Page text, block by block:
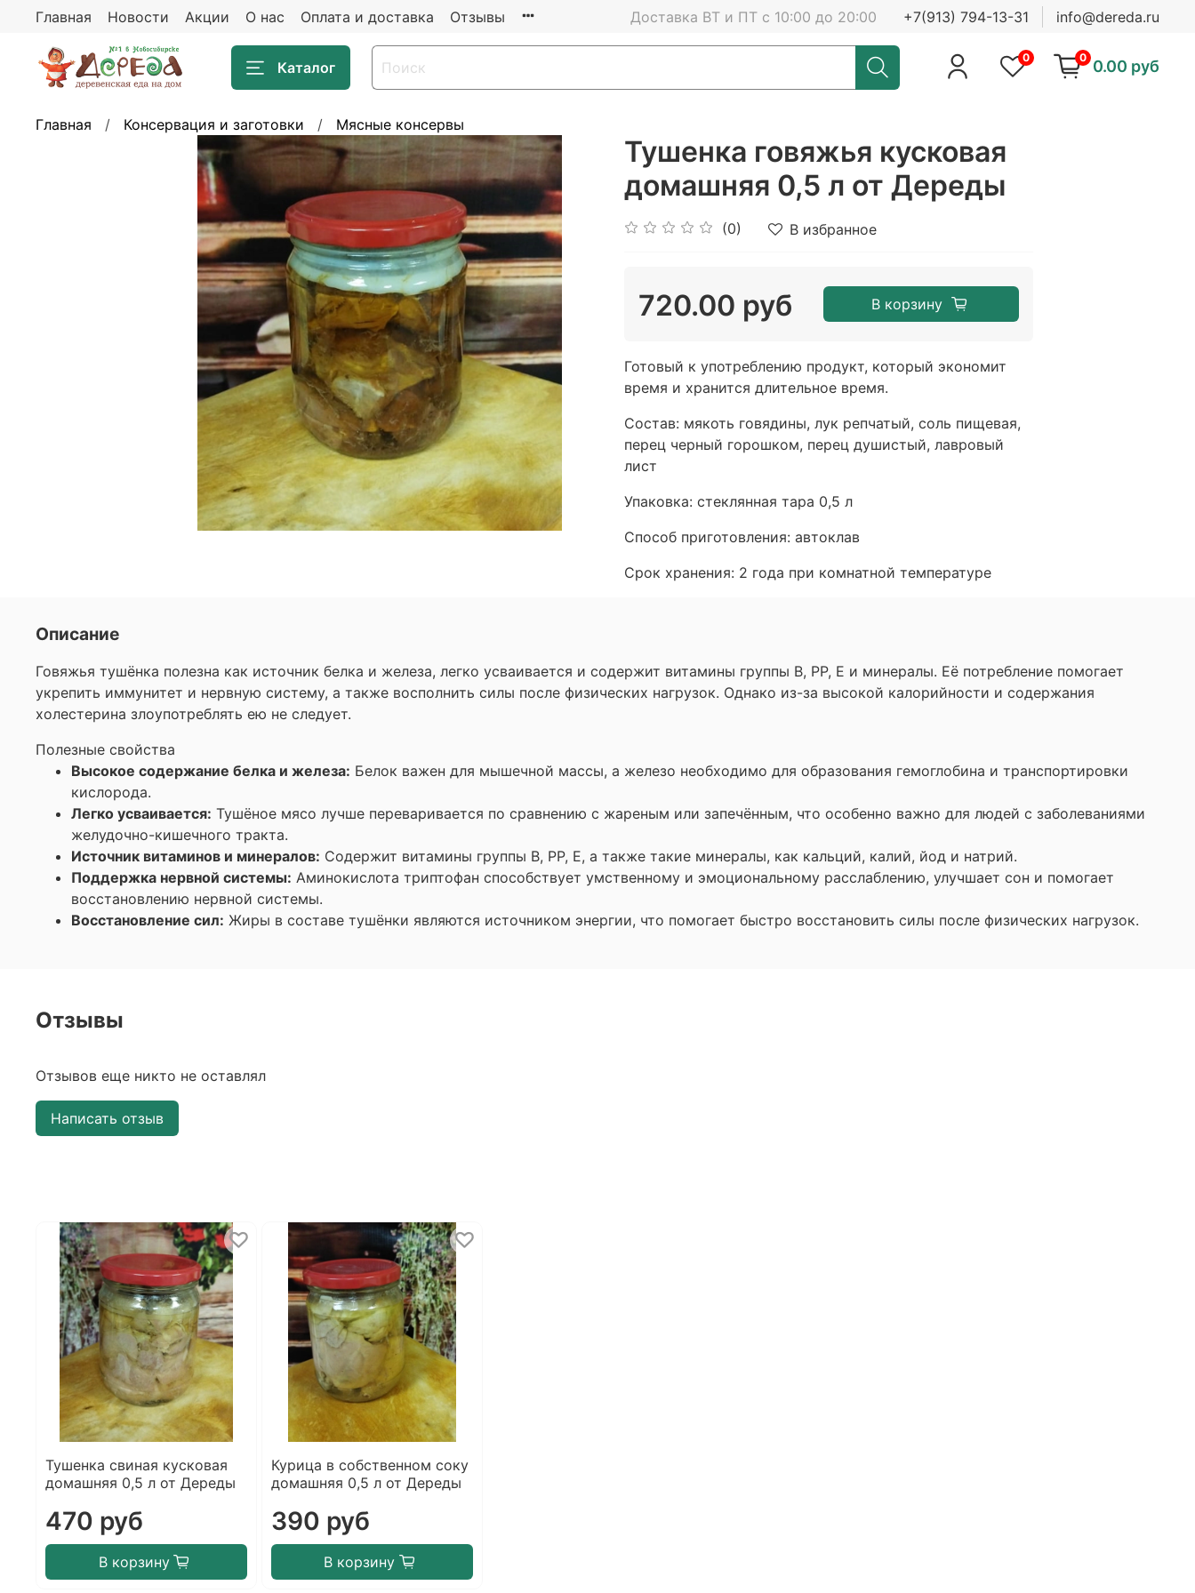
Главная Новости Акции О нас Оплата и доставка Отзывы Доставка ВТ и ПТ с 10:00 до 20:00 +7(913) 794-13-31 info@dereda.ru
Каталог
0 0 0.00 руб
Главная Консервация и заготовки Мясные консервы
Тушенка говяжья кусковая
домашняя 0,5 л от Дереды
(0) В избранное
720.00 руб В корзину
Готовый к употреблению продукт, который экономит
время и хранится длительное время.
Состав: мякоть говядины, лук репчатый, соль пищевая,
перец черный горошком, перец душистый, лавровый
лист
Упаковка: стеклянная тара 0,5 л
Способ приготовления: автоклав
Срок хранения: 2 года при комнатной температуре
Описание
Говяжья тушёнка полезна как источник белка и железа, легко усваивается и содержит витамины группы B, PP, E и минералы. Её потребление помогает
укрепить иммунитет и нервную систему, а также восполнить силы после физических нагрузок. Однако из-за высокой калорийности и содержания
холестерина злоупотреблять ею не следует.
Полезные свойства
Высокое содержание белка и железа: Белок важен для мышечной массы, а железо необходимо для образования гемоглобина и транспортировки
кислорода.
Легко усваивается: Тушёное мясо лучше переваривается по сравнению с жареным или запечённым, что особенно важно для людей с заболеваниями
желудочно-кишечного тракта.
Источник витаминов и минералов: Содержит витамины группы B, РР, E, а также такие минералы, как кальций, калий, йод и натрий.
Поддержка нервной системы: Аминокислота триптофан способствует умственному и эмоциональному расслаблению, улучшает сон и помогает
восстановлению нервной системы.
Восстановление сил: Жиры в составе тушёнки являются источником энергии, что помогает быстро восстановить силы после физических нагрузок.
Отзывы
Отзывов еще никто не оставлял
Написать отзыв
Тушенка свиная кусковая
домашняя 0,5 л от Дереды
470 руб
В корзину
Курица в собственном соку
домашняя 0,5 л от Дереды
390 руб
В корзину